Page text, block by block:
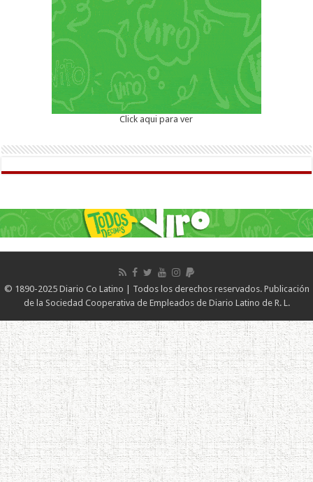
Click aqui para ver
© 1890-2025 Diario Co Latino | Todos los derechos reservados. Publicación
de la Sociedad Cooperativa de Empleados de Diario Latino de R. L.